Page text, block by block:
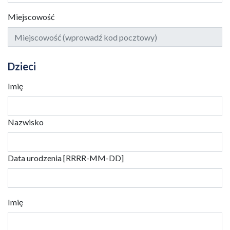
Miejscowość
Dzieci
Imię
Nazwisko
Data urodzenia [RRRR-MM-DD]
Imię